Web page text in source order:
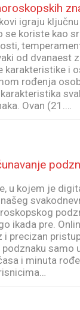
igraju
se koriste kao
od dvanaest
karakteristike i
rođenja
Ovan (21.…
u kojem je
ikada pre.
i precizan
samo
i minuta